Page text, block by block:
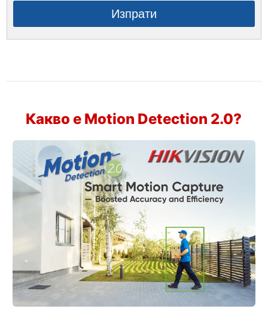
Изпрати
Какво е Motion Detection 2.0?